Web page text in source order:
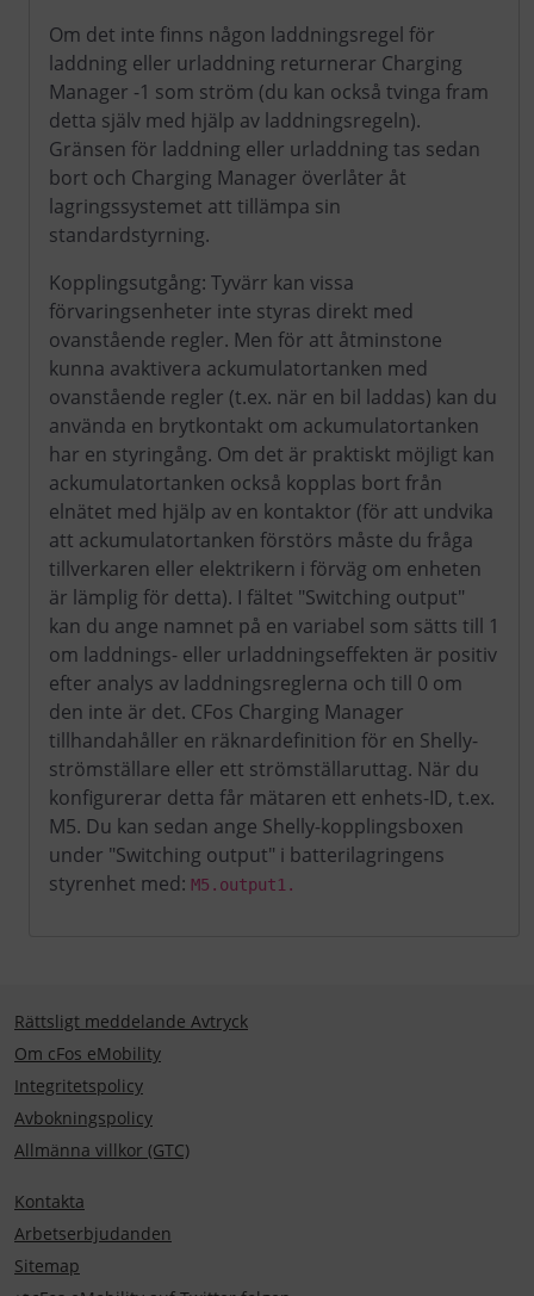
Om det inte finns någon laddningsregel för
laddning eller urladdning returnerar Charging
Manager -1 som ström (du kan också tvinga fram
detta själv med hjälp av laddningsregeln).
Gränsen för laddning eller urladdning tas sedan
bort och Charging Manager överlåter åt
lagringssystemet att tillämpa sin
standardstyrning.
Kopplingsutgång: Tyvärr kan vissa
förvaringsenheter inte styras direkt med
ovanstående regler. Men för att åtminstone
kunna avaktivera ackumulatortanken med
ovanstående regler (t.ex. när en bil laddas) kan du
använda en brytkontakt om ackumulatortanken
har en styringång. Om det är praktiskt möjligt kan
ackumulatortanken också kopplas bort från
elnätet med hjälp av en kontaktor (för att undvika
att ackumulatortanken förstörs måste du fråga
tillverkaren eller elektrikern i förväg om enheten
är lämplig för detta). I fältet "Switching output"
kan du ange namnet på en variabel som sätts till 1
om laddnings- eller urladdningseffekten är positiv
efter analys av laddningsreglerna och till 0 om
den inte är det. CFos Charging Manager
tillhandahåller en räknardefinition för en Shelly-
strömställare eller ett strömställaruttag. När du
konfigurerar detta får mätaren ett enhets-ID, t.ex.
M5. Du kan sedan ange Shelly-kopplingsboxen
under "Switching output" i batterilagringens
styrenhet med: M5.output1.
Rättsligt meddelande Avtryck
Om cFos eMobility
Integritetspolicy
Avbokningspolicy
Allmänna villkor (GTC)
Kontakta
Arbetserbjudanden
Sitemap